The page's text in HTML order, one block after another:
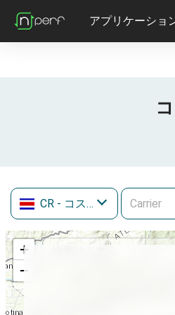
アプリケーショ
CR - コスタリカ
+
−